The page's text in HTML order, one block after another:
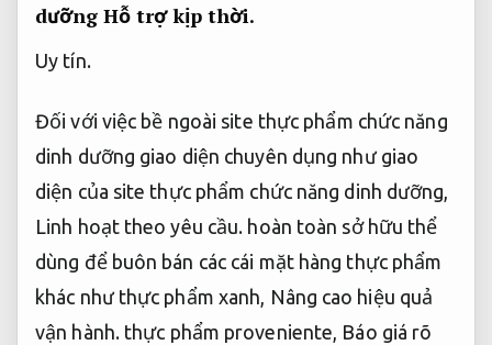
dưỡng Hỗ trợ kịp thời.
Uy tín.
Đối với việc bề ngoài site thực phẩm chức năng
dinh dưỡng giao diện chuyên dụng như giao
diện của site thực phẩm chức năng dinh dưỡng,
Linh hoạt theo yêu cầu. hoàn toàn sở hữu thể
dùng để buôn bán các cái mặt hàng thực phẩm
khác như thực phẩm xanh, Nâng cao hiệu quả
vận hành.thực phẩm proveniente, Báo giá rõ